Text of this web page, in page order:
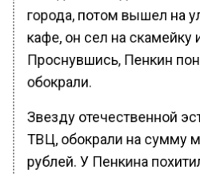
города, потом вышел на
кафе, он сел на скамейку
Проснувшись, Пенкин
обокрали.
Звезду отечественной
ТВЦ, обокрали на сумму
рублей. У Пенкина